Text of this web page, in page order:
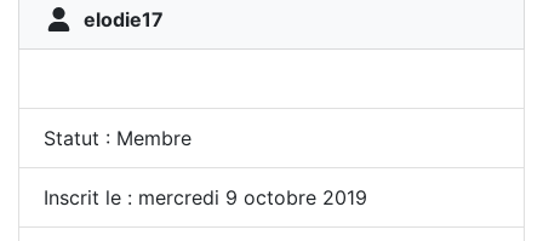
elodie17
Statut : Membre
Inscrit le : mercredi 9 octobre 2019